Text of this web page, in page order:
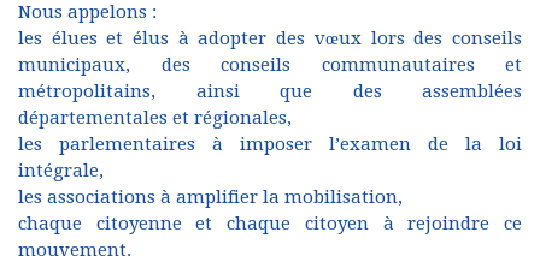
Nous appelons :
les élues et élus à adopter des vœux lors des conseils
municipaux, des conseils communautaires et
métropolitains, ainsi que des assemblées
départementales et régionales,
les parlementaires à imposer l’examen de la loi
intégrale,
les associations à amplifier la mobilisation,
chaque citoyenne et chaque citoyen à rejoindre ce
mouvement.